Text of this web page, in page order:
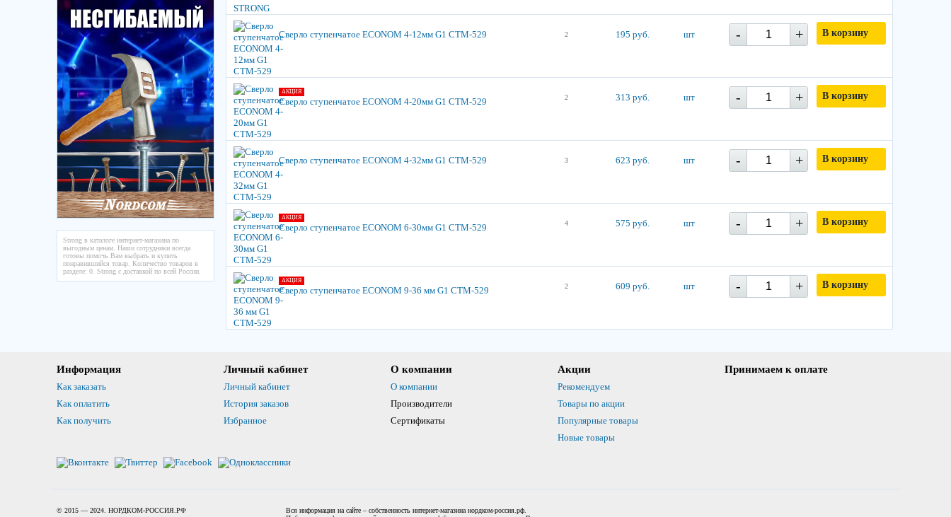
Strong в каталоге интернет-магазина по
выгодным ценам. Наши сотрудники всегда
готовы помочь Вам выбрать и купить
понравившийся товар. Количество товаров в
разделе: 0. Strong с доставкой по всей России.
Сверло ступенчатое ECONOM 4-12мм G1 СТМ-529 2 195 руб. шт - + В корзину
АКЦИЯ
Сверло ступенчатое ECONOM 4-20мм G1 СТМ-529 2 313 руб. шт - + В корзину
Сверло ступенчатое ECONOM 4-32мм G1 СТМ-529 3 623 руб. шт - + В корзину
АКЦИЯ
Сверло ступенчатое ECONOM 6-30мм G1 СТМ-529 4 575 руб. шт - + В корзину
АКЦИЯ
Сверло ступенчатое ECONOM 9-36 мм G1 СТМ-529 2 609 руб. шт - + В корзину
Информация
Как заказать
Как оплатить
Как получить
Личный кабинет
Личный кабинет
История заказов
Избранное
О компании
О компании
Производители
Сертификаты
Акции
Рекомендуем
Товары по акции
Популярные товары
Новые товары
Принимаем к оплате
© 2015 — 2024. НОРДКОМ-РОССИЯ.РФ
Вся информация на сайте – собственность интернет-магазина нордком-россия.рф.